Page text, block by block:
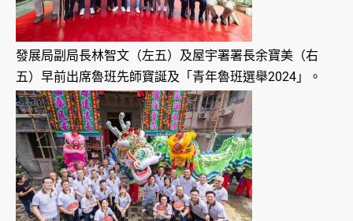
發展局副局長林智文（左五）及屋宇署署長余寶美（右
五）早前出席魯班先師寶誕及「青年魯班選舉2024」。